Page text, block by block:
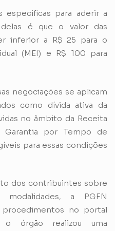
específicas para aderir a
delas é que o valor das
inferior a R$ 25 para o
(MEI) e R$ 100 para
negociações se aplicam
como dívida ativa da
no âmbito da Receita
por Tempo de
para essas condições
dos contribuintes sobre
a PGFN
no portal
o órgão realizou uma